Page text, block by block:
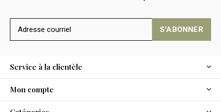
S'ABONNER
Service à la clientèle
Mon compte